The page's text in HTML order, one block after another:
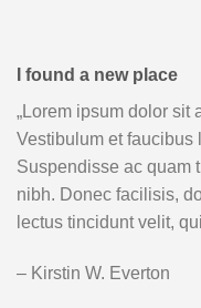
I found a new place
„Lorem ipsum dolor sit
Vestibulum et faucibus
Suspendisse ac quam
nibh. Donec facilisis,
lectus tincidunt velit,
– Kirstin W. Everton